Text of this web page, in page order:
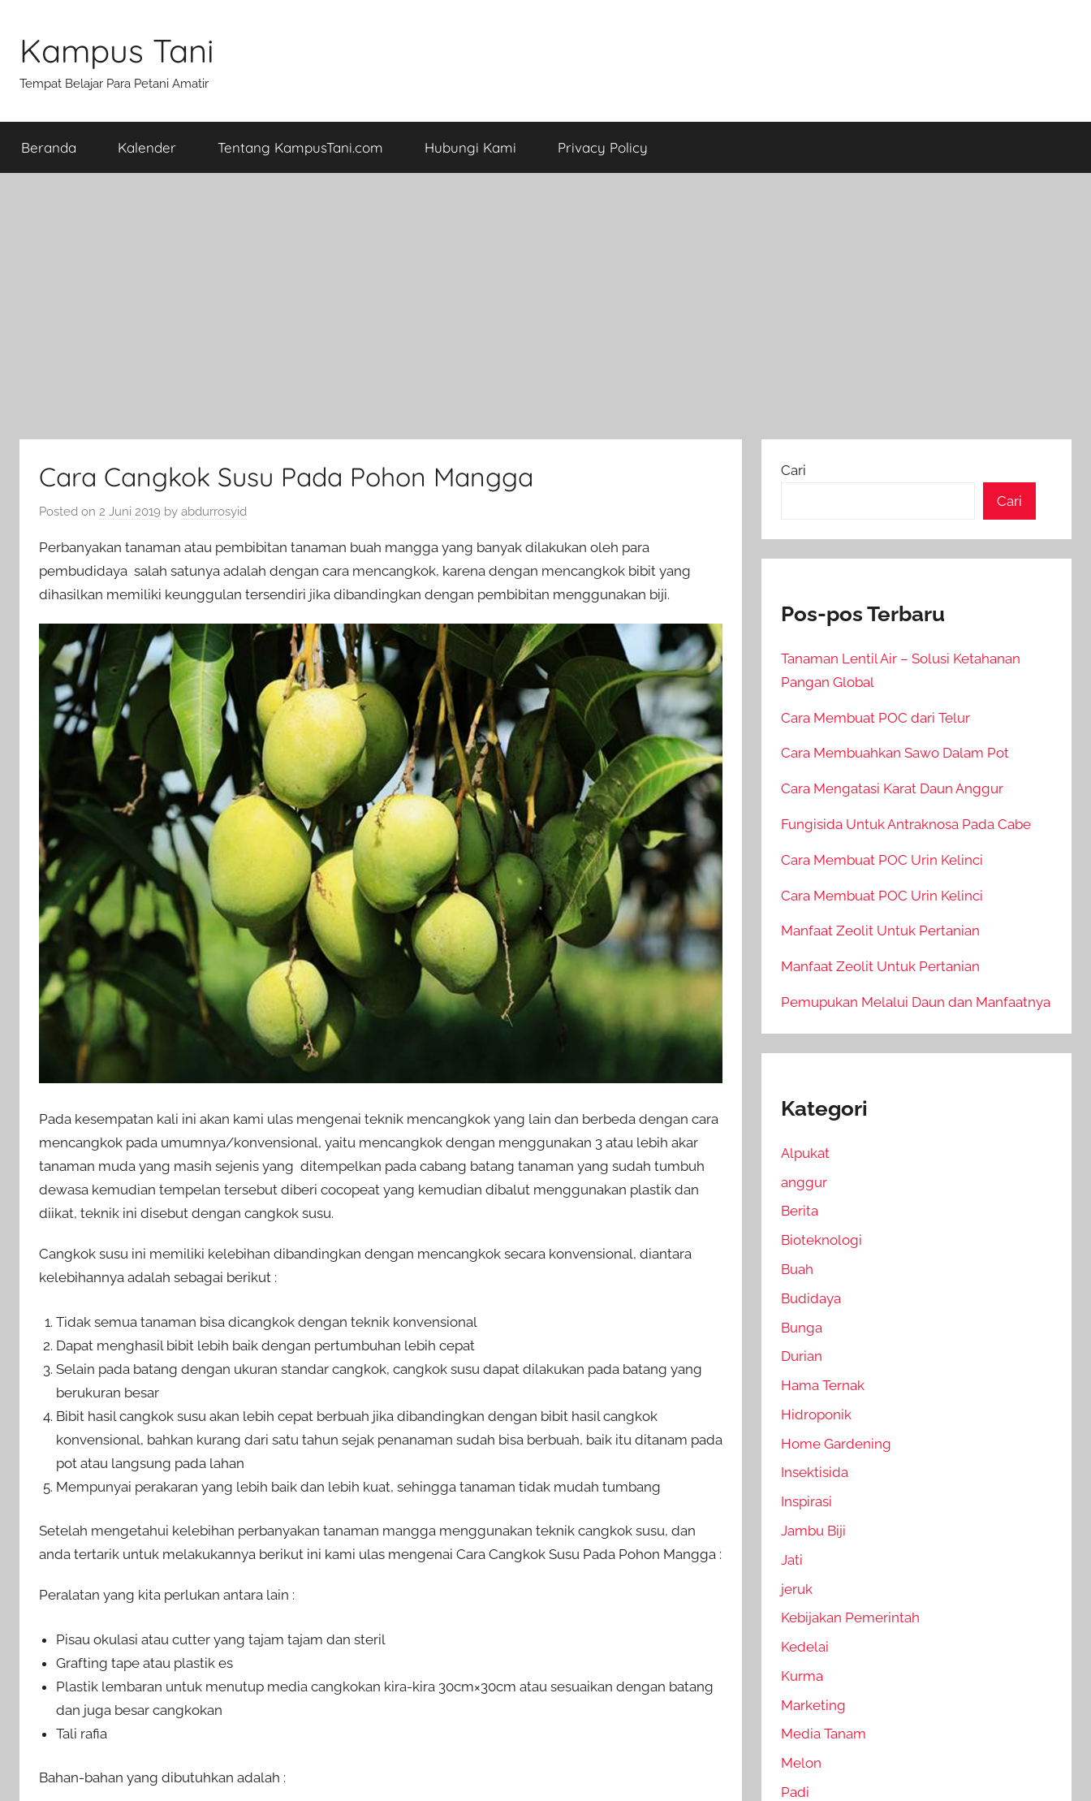
content
Kampus Tani
Tempat Belajar Para Petani Amatir
Beranda Kalender Tentang KampusTani.com Hubungi Kami Privacy Policy
Cara Cangkok Susu Pada Pohon Mangga
Posted on 2 Juni 2019 by abdurrosyid
Perbanyakan tanaman atau pembibitan tanaman buah mangga yang banyak dilakukan oleh para
pembudidaya salah satunya adalah dengan cara mencangkok, karena dengan mencangkok bibit yang
dihasilkan memiliki keunggulan tersendiri jika dibandingkan dengan pembibitan menggunakan biji.
Pada kesempatan kali ini akan kami ulas mengenai teknik mencangkok yang lain dan berbeda dengan cara
mencangkok pada umumnya/konvensional, yaitu mencangkok dengan menggunakan 3 atau lebih akar
tanaman muda yang masih sejenis yang ditempelkan pada cabang batang tanaman yang sudah tumbuh
dewasa kemudian tempelan tersebut diberi cocopeat yang kemudian dibalut menggunakan plastik dan
diikat, teknik ini disebut dengan cangkok susu.
Cangkok susu ini memiliki kelebihan dibandingkan dengan mencangkok secara konvensional, diantara
kelebihannya adalah sebagai berikut :
Tidak semua tanaman bisa dicangkok dengan teknik konvensional
Dapat menghasil bibit lebih baik dengan pertumbuhan lebih cepat
Selain pada batang dengan ukuran standar cangkok, cangkok susu dapat dilakukan pada batang yang
berukuran besar
Bibit hasil cangkok susu akan lebih cepat berbuah jika dibandingkan dengan bibit hasil cangkok
konvensional, bahkan kurang dari satu tahun sejak penanaman sudah bisa berbuah, baik itu ditanam pada
pot atau langsung pada lahan
Mempunyai perakaran yang lebih baik dan lebih kuat, sehingga tanaman tidak mudah tumbang
Setelah mengetahui kelebihan perbanyakan tanaman mangga menggunakan teknik cangkok susu, dan
anda tertarik untuk melakukannya berikut ini kami ulas mengenai Cara Cangkok Susu Pada Pohon Mangga :
Peralatan yang kita perlukan antara lain :
Pisau okulasi atau cutter yang tajam tajam dan steril
Grafting tape atau plastik es
Plastik lembaran untuk menutup media cangkokan kira-kira 30cm×30cm atau sesuaikan dengan batang
dan juga besar cangkokan
Tali rafia
Bahan-bahan yang dibutuhkan adalah :
Cari
Cari
Pos-pos Terbaru
Tanaman Lentil Air – Solusi Ketahanan
Pangan Global
Cara Membuat POC dari Telur
Cara Membuahkan Sawo Dalam Pot
Cara Mengatasi Karat Daun Anggur
Fungisida Untuk Antraknosa Pada Cabe
Cara Membuat POC Urin Kelinci
Cara Membuat POC Urin Kelinci
Manfaat Zeolit Untuk Pertanian
Manfaat Zeolit Untuk Pertanian
Pemupukan Melalui Daun dan Manfaatnya
Kategori
Alpukat
anggur
Berita
Bioteknologi
Buah
Budidaya
Bunga
Durian
Hama Ternak
Hidroponik
Home Gardening
Insektisida
Inspirasi
Jambu Biji
Jati
jeruk
Kebijakan Pemerintah
Kedelai
Kurma
Marketing
Media Tanam
Melon
Padi